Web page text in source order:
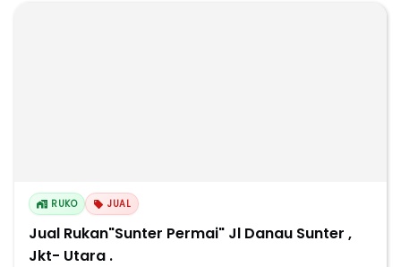
RUKO JUAL
Jual Rukan"Sunter Permai" Jl Danau Sunter ,
Jkt- Utara .